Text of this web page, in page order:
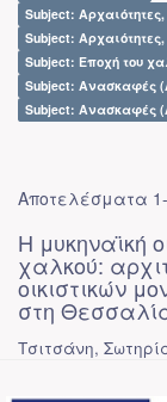
Subject:
Subject:
Subject: Εποχή του
Subject: Ανασκαφές
Subject: Ανασκαφές
Αποτελέσματα
Η μυκηναϊκή
χαλκού:
οικιστικών
στη
Τσιτσάνη,